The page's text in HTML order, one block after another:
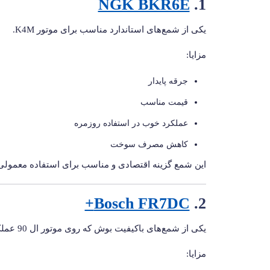
1.
NGK BKR6E
یکی از شمع‌های استاندارد مناسب برای موتور K4M.
مزایا:
جرقه پایدار
قیمت مناسب
عملکرد خوب در استفاده روزمره
کاهش مصرف سوخت
این شمع گزینه اقتصادی و مناسب برای استفاده
2.
Bosch FR7DC+
یکی از شمع‌های باکیفیت بوش که روی موتور ال 90 عملکرد خوبی دارد.
مزایا: